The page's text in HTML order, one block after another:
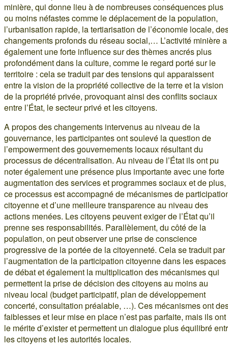
minière, qui donne lieu à de nombreuses conséquences plus
ou moins néfastes comme le déplacement de la population,
l’urbanisation rapide, la tertiarisation de l’économie locale,
changements profonds du réseau social,… L’activité minière a
également une forte influence sur des thèmes ancrés plus
profondément dans la culture, comme le regard porté sur le
territoire : cela se traduit par des tensions qui apparaissent
entre la vision de la propriété collective de la terre et la vision
de la propriété privée, provoquant ainsi des conflits sociaux
entre l’État, le secteur privé et les citoyens.
A propos des changements intervenus au niveau de la
gouvernance, les participantes ont soulevé la question de
l’empowerment des gouvernements locaux résultant du
processus de décentralisation. Au niveau de l’État ils ont pu
noter également une présence plus importante avec une forte
augmentation des services et programmes sociaux et de plus,
ce processus est accompagné de mécanismes de
citoyenne et d’une meilleure transparence au niveau des
actions menées. Les citoyens peuvent exiger de l’État qu’il
prenne ses responsabilités. Parallèlement, du côté de la
population, on peut observer une prise de conscience
progressive de la portée de la citoyenneté. Cela se traduit par
l’augmentation de la participation citoyenne dans les espaces
de débat et également la multiplication des mécanismes qui
permettent la prise de décision des citoyens au moins au
niveau local (budget participatif, plan de développement
concerté, consultation préalable, …). Ces mécanismes ont
faiblesses et leur mise en place n’est pas parfaite, mais ils ont
le mérite d’exister et permettent un dialogue plus équilibré
les citoyens et les autorités locales.